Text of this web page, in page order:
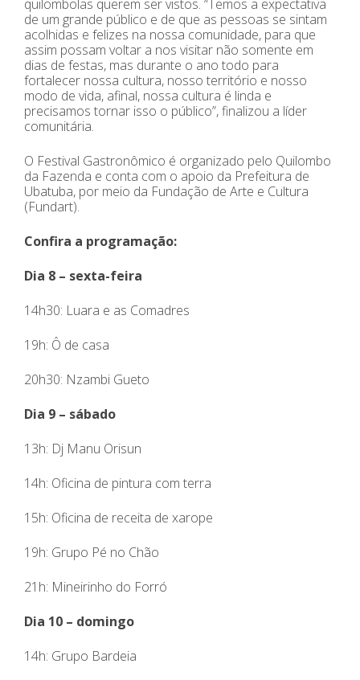
quilombolas querem ser vistos. “Temos a expectativa
de um grande público e de que as pessoas se sintam
acolhidas e felizes na nossa comunidade, para que
assim possam voltar a nos visitar não somente em
dias de festas, mas durante o ano todo para
fortalecer nossa cultura, nosso território e nosso
modo de vida, afinal, nossa cultura é linda e
precisamos tornar isso o público”, finalizou a líder
comunitária.
O Festival Gastronômico é organizado pelo Quilombo
da Fazenda e conta com o apoio da Prefeitura de
Ubatuba, por meio da Fundação de Arte e Cultura
(Fundart).
Confira a programação:
Dia 8 – sexta-feira
14h30: Luara e as Comadres
19h: Ô de casa
20h30: Nzambi Gueto
Dia 9 – sábado
13h: Dj Manu Orisun
14h: Oficina de pintura com terra
15h: Oficina de receita de xarope
19h: Grupo Pé no Chão
21h: Mineirinho do Forró
Dia 10 – domingo
14h: Grupo Bardeia